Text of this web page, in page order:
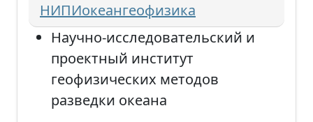
НИПИокеангеофизика
Научно-исследовательский и
проектный институт
геофизических методов
разведки океана